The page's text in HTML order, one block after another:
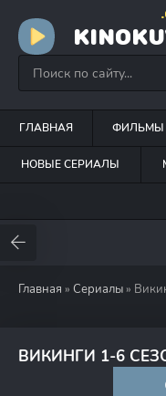
ГЛАВНАЯ ФИЛЬМЫ
НОВЫЕ СЕРИАЛЫ
Главная » Сериалы »
ВИКИНГИ 1-6 8.1